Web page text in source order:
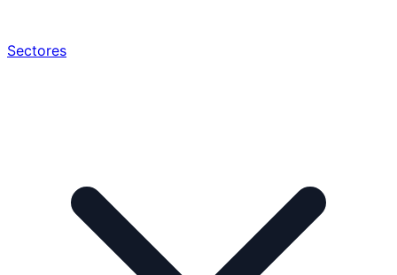
Sectores